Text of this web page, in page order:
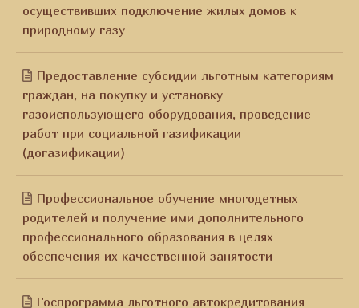
осуществивших подключение жилых домов к
природному газу
Предоставление субсидии льготным категориям
граждан, на покупку и установку
газоиспользующего оборудования, проведение
работ при социальной газификации
(догазификации)
Профессиональное обучение многодетных
родителей и получение ими дополнительного
профессионального образования в целях
обеспечения их качественной занятости
Госпрограмма льготного автокредитования